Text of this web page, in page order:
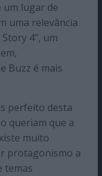
um lugar de
uma relevância
4”, um
Buzz é mais
perfeito desta
queriam que a
muito
protagonismo a
temas